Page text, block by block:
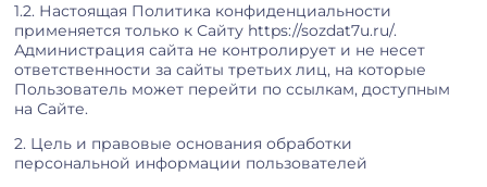
1.2. Настоящая Политика конфиденциальности
применяется только к Сайту https://sozdat7u.ru/.
Администрация сайта не контролирует и не несет
ответственности за сайты третьих лиц, на которые
Пользователь может перейти по ссылкам, доступным
на Сайте.
2. Цель и правовые основания обработки
персональной информации пользователей